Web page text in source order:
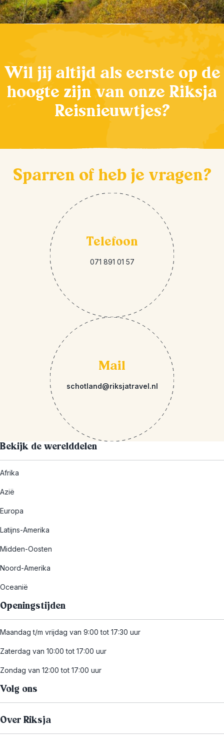
Wil jij altijd als eerste op de
hoogte zijn van onze Riksja
Reisnieuwtjes?
Sparren of heb je vragen?
Telefoon
071 891 01 57
Mail
schotland@riksjatravel.nl
Bekijk de werelddelen
Afrika
Azië
Europa
Latijns-Amerika
Midden-Oosten
Noord-Amerika
Oceanië
Openingstijden
Maandag t/m vrijdag van 9:00 tot 17:30 uur
Zaterdag van 10:00 tot 17:00 uur
Zondag van 12:00 tot 17:00 uur
Volg ons
Over Riksja